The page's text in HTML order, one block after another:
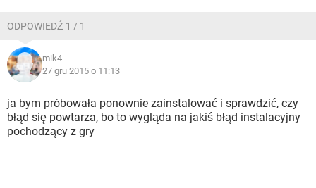
ODPOWIEDŹ 1 / 1
mik4
27 gru 2015 o 11:13
ja bym próbowała ponownie zainstalować i sprawdzić, czy
błąd się powtarza, bo to wygląda na jakiś błąd instalacyjny
pochodzący z gry